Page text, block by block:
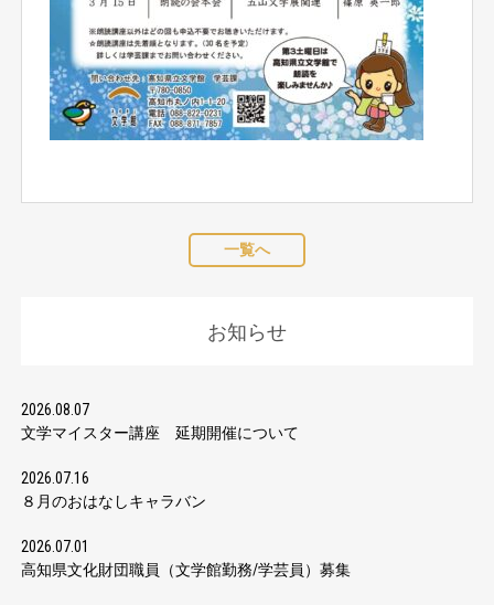
一覧へ
お知らせ
2026.08.07
文学マイスター講座 延期開催について
2026.07.16
８月のおはなしキャラバン
2026.07.01
高知県文化財団職員（文学館勤務/学芸員）募集